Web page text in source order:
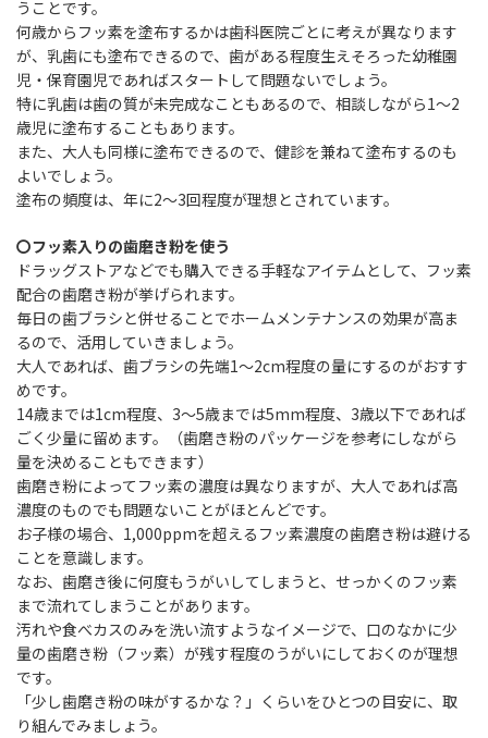
うことです。
何歳からフッ素を塗布するかは歯科医院ごとに考えが異なります
が、乳歯にも塗布できるので、歯がある程度生えそろった幼稚園
児・保育園児であればスタートして問題ないでしょう。
特に乳歯は歯の質が未完成なこともあるので、相談しながら1～2
歳児に塗布することもあります。
また、大人も同様に塗布できるので、健診を兼ねて塗布するのも
よいでしょう。
塗布の頻度は、年に2～3回程度が理想とされています。
〇フッ素入りの歯磨き粉を使う
ドラッグストアなどでも購入できる手軽なアイテムとして、フッ素
配合の歯磨き粉が挙げられます。
毎日の歯ブラシと併せることでホームメンテナンスの効果が高ま
るので、活用していきましょう。
大人であれば、歯ブラシの先端1～2cm程度の量にするのがおすす
めです。
14歳までは1cm程度、3～5歳までは5mm程度、3歳以下であれば
ごく少量に留めます。（歯磨き粉のパッケージを参考にしながら
量を決めることもできます）
歯磨き粉によってフッ素の濃度は異なりますが、大人であれば高
濃度のものでも問題ないことがほとんどです。
お子様の場合、1,000ppmを超えるフッ素濃度の歯磨き粉は避ける
ことを意識します。
なお、歯磨き後に何度もうがいしてしまうと、せっかくのフッ素
まで流れてしまうことがあります。
汚れや食べカスのみを洗い流すようなイメージで、口のなかに少
量の歯磨き粉（フッ素）が残す程度のうがいにしておくのが理想
です。
「少し歯磨き粉の味がするかな？」くらいをひとつの目安に、取
り組んでみましょう。